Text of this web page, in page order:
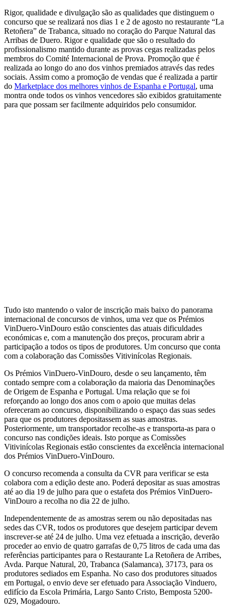
Rigor, qualidade e divulgação são as qualidades que distinguem o
concurso que se realizará nos dias 1 e 2 de agosto no restaurante “La
Retoñera” de Trabanca, situado no coração do Parque Natural das
Arribas de Duero. Rigor e qualidade que são o resultado do
profissionalismo mantido durante as provas cegas realizadas pelos
membros do Comité Internacional de Prova. Promoção que é
realizada ao longo do ano dos vinhos premiados através das redes
sociais. Assim como a promoção de vendas que é realizada a partir
do Marketplace dos melhores vinhos de Espanha e Portugal, uma
montra onde todos os vinhos vencedores são exibidos gratuitamente
para que possam ser facilmente adquiridos pelo consumidor.
Tudo isto mantendo o valor de inscrição mais baixo do panorama
internacional de concursos de vinhos, uma vez que os Prémios
VinDuero-VinDouro estão conscientes das atuais dificuldades
económicas e, com a manutenção dos preços, procuram abrir a
participação a todos os tipos de produtores. Um concurso que conta
com a colaboração das Comissões Vitivinícolas Regionais.
Os Prémios VinDuero-VinDouro, desde o seu lançamento, têm
contado sempre com a colaboração da maioria das Denominações
de Origem de Espanha e Portugal. Uma relação que se foi
reforçando ao longo dos anos com o apoio que muitas delas
ofereceram ao concurso, disponibilizando o espaço das suas sedes
para que os produtores depositassem as suas amostras.
Posteriormente, um transportador recolhe-as e transporta-as para o
concurso nas condições ideais. Isto porque as Comissões
Vitivinícolas Regionais estão conscientes da excelência internacional
dos Prémios VinDuero-VinDouro.
O concurso recomenda a consulta da CVR para verificar se esta
colabora com a edição deste ano. Poderá depositar as suas amostras
até ao dia 19 de julho para que o estafeta dos Prémios VinDuero-
VinDouro a recolha no dia 22 de julho.
Independentemente de as amostras serem ou não depositadas nas
sedes das CVR, todos os produtores que desejem participar devem
inscrever-se até 24 de julho. Uma vez efetuada a inscrição, deverão
proceder ao envio de quatro garrafas de 0,75 litros de cada uma das
referências participantes para o Restaurante La Retoñera de Arribes,
Avda. Parque Natural, 20, Trabanca (Salamanca), 37173, para os
produtores sediados em Espanha. No caso dos produtores situados
em Portugal, o envio deve ser efetuado para Associação Vinduero,
edifício da Escola Primária, Largo Santo Cristo, Bemposta 5200-
029, Mogadouro.